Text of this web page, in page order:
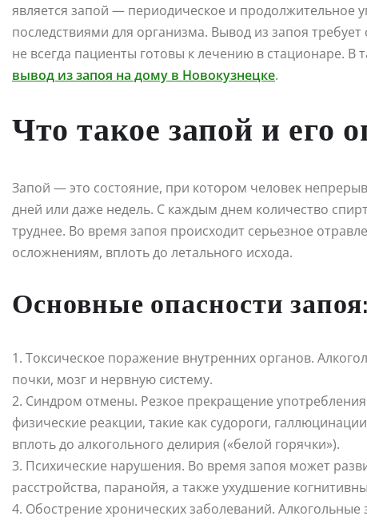
является запой — периодическое и продолжительное
последствиями для организма. Вывод из запоя
не всегда пациенты готовы к лечению в стационаре. В
вывод из запоя на дому в Новокузнецке.
Что такое запой и его
Запой — это состояние, при котором человек
дней или даже недель. С каждым днем количество
труднее. Во время запоя происходит серьезное
осложнениям, вплоть до летального исхода.
Основные опасности запоя:
1. Токсическое поражение внутренних органов.
почки, мозг и нервную систему.
2. Синдром отмены. Резкое прекращение
физические реакции, такие как судороги,
вплоть до алкогольного делирия («белой горячки»).
3. Психические нарушения. Во время запоя может
расстройства, паранойя, а также ухудшение
4. Обострение хронических заболеваний.